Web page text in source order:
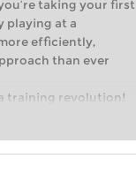
you’re taking your first
playing at a
efficiently,
than ever
a training revolution!
world of club chess,
personalised